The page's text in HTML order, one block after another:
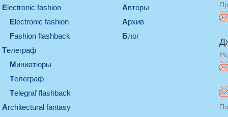
electronic fashion
electronic fashion
Fashion flashback
телеграф
миниатюры
телеграф
Telegraf flashback
architectural fantasy
Авторы
Архив
Блог